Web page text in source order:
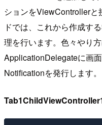
ションをViewController
ドでは、これから作成す
理を行います。色々やり
ApplicationDelegateに画
Notificationを発行します。